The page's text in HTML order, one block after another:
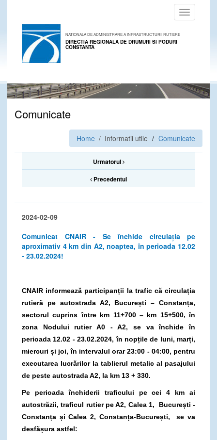
Toggle
navigation
NATIONALA DE ADMINISTRARE A INFRASTRUCTURII RUTIERE
DIRECTIA REGIONALA DE DRUMURI SI PODURI
CONSTANTA
Comunicate
Home / Informatii utile Comunicate
Urmatorul
Precedentul
2024-02-09
Comunicat CNAIR - Se închide circulația pe
aproximativ 4 km din A2, noaptea, în perioada 12.02
- 23.02.2024!
CNAIR informează participanții la trafic că circulația
rutieră peautostrada A2, București – Constanța,
sectorul cuprins între km 11+700 – km 15+500, în
zona Nodului rutier A0 - A2, se va închide în
perioada 12.02 - 23.02.2024, în nopțile de luni, marți,
miercuri și joi, în intervalul orar23:00 - 04:00, pentru
executarea lucrărilor la tablierul metalic al pasajului
de peste autostrada A2, la km 13 + 330.
Pe perioada închiderii traficului pe cei 4 km ai
autostrăzii, traficul rutier pe A2, Calea 1, București -
Constanța și Calea 2, Constanța-București, se va
desfășura astfel: